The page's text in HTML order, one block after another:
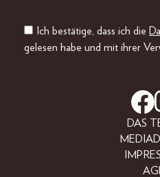
Ich bestätige, dass ich die
gelesen habe und mit ihrer
DAS